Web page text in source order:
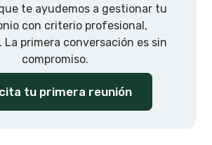
te ayudemos a gestionar tu
con criterio profesional,
La primera conversación es sin
compromiso.
tu primera reunión